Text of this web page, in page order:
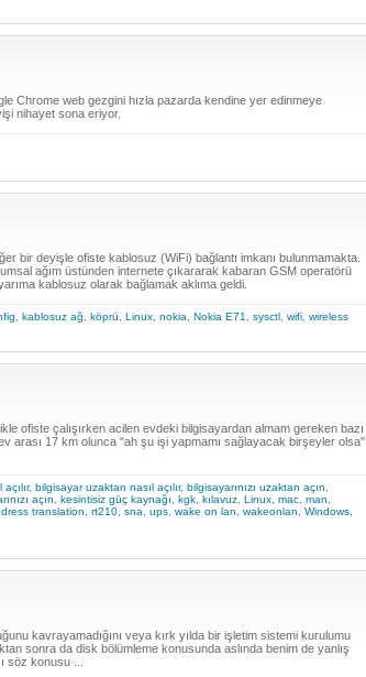
Chrome web gezgini hızla pazarda kendine yer edinmeye
nihayet sona eriyor.
bir deyişle ofiste kablosuz (WiFi) bağlantı imkanı bulunmamakta.
ağım üstünden internete çıkararak kabaran GSM operatörü
kablosuz olarak bağlamak aklıma geldi.
kablosuz ağ köprü Linux nokia Nokia E71 sysctl wifi wireless
ofiste çalışırken acilen evdeki bilgisayardan almam gereken bazı
arası 17 km olunca "ah şu işi yapmamı sağlayacak birşeyler olsa"
, bilgisayar uzaktan nasıl açılır, bilgisayarınızı uzaktan açın
açın kesintisiz güç kaynağı kgk kılavuz Linux mac man
translation rt210 sna ups wake on lan wakeonlan Windows
kavrayamadığını veya kırk yılda bir işletim sistemi kurulumu
sonra da disk bölümleme konusunda aslında benim de yanlış
söz konusu ...